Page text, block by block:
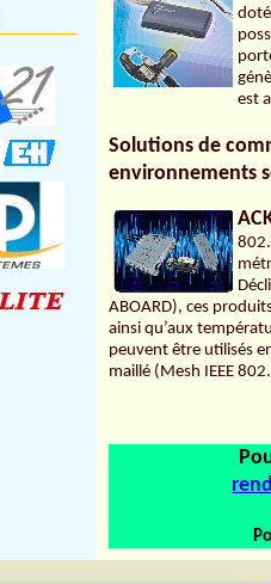
est
Solutions de
environnements
ABOARD), ces
ainsi qu’aux
peuvent être utilisés
maillé (Mesh IEEE